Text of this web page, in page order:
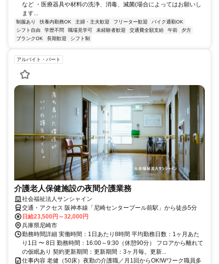
など ・医療器具や材料の洗浄、消毒、滅菌(場合によってはお願いし
ます...
制服あり 扶養内勤務OK 主婦・主夫歓迎 フリーター歓迎
バイク通勤OK
シフト自由
学歴不問 職場見学可 未経験者歓迎 交通費全額支給 午前
夕方
ブランクOK
長期歓迎 シフト制
アルバイト・パート
介護老人保健施設の夜間介護業務
社会福祉法人サンシャイン
交通・アクセス 阪神本線「尼崎センタープール前駅」から徒歩5分
日給23,500円～32,000円
兵庫県尼崎市
勤務時間詳細 実働時間：1日あたり8時間 平均勤務日数：1ヶ月あた
り1日 〜 8日 勤務時間：16:00～9:30（休憩90分） フロアから離れて
の仮眠あり 契約更新期間：更新期間：3ヶ月毎。更新...
仕事内容 老健（50床）夜勤の介護職／月1回からOK!Wワーク職員多